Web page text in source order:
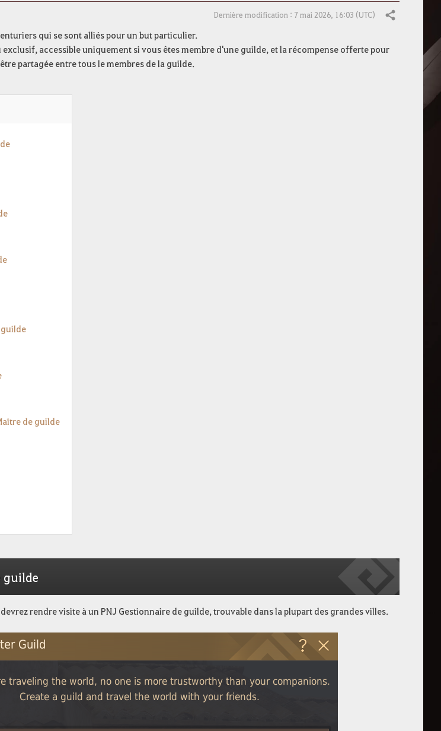
Dernière modification : 7 mai 2026, 16:03 (UTC) Partager
qui se sont alliés pour un but particulier.
accessible uniquement si vous êtes membre d'une guilde, et la récompense offerte pour
partagée entre tous le membres de la guilde.
guilde
de guilde
guilde
rendre visite à un PNJ Gestionnaire de guilde, trouvable dans la plupart des grandes villes.